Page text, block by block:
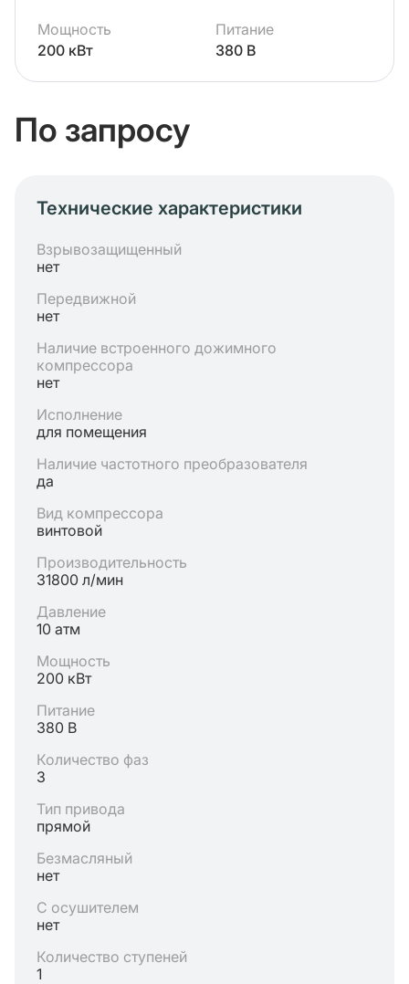
Мощность
200 кВт
Питание
380 В
По запросу
Технические характеристики
Взрывозащищенный
нет
Передвижной
нет
Наличие встроенного дожимного
компрессора
нет
Исполнение
для помещения
Наличие частотного преобразователя
да
Вид компрессора
винтовой
Производительность
31800 л/мин
Давление
10 атм
Мощность
200 кВт
Питание
380 В
Количество фаз
3
Тип привода
прямой
Безмасляный
нет
С осушителем
нет
Количество ступеней
1